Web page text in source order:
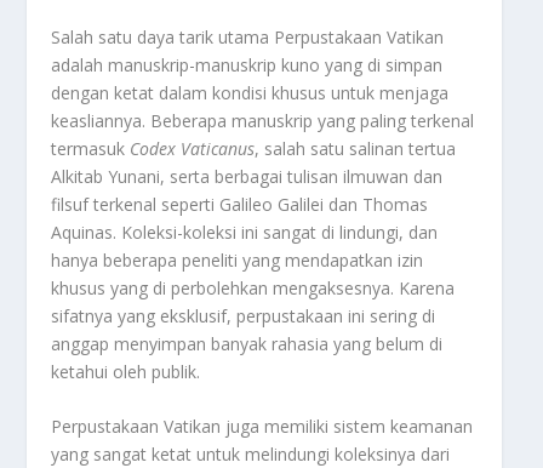
Salah satu daya tarik utama Perpustakaan Vatikan
adalah manuskrip-manuskrip kuno yang di simpan
dengan ketat dalam kondisi khusus untuk menjaga
keasliannya. Beberapa manuskrip yang paling terkenal
termasuk Codex Vaticanus, salah satu salinan tertua
Alkitab Yunani, serta berbagai tulisan ilmuwan dan
filsuf terkenal seperti Galileo Galilei dan Thomas
Aquinas. Koleksi-koleksi ini sangat di lindungi, dan
hanya beberapa peneliti yang mendapatkan izin
khusus yang di perbolehkan mengaksesnya. Karena
sifatnya yang eksklusif, perpustakaan ini sering di
anggap menyimpan banyak rahasia yang belum di
ketahui oleh publik.
Perpustakaan Vatikan juga memiliki sistem keamanan
yang sangat ketat untuk melindungi koleksinya dari